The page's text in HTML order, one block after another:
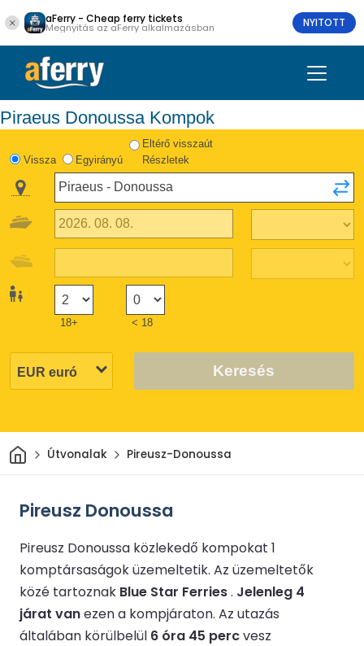
aFerry - Cheap ferry tickets
Megnyitás az aFerry alkalmazásban NYITOTT
Piraeus Donoussa Kompok
Vissza Egyirányú
Eltérő visszaút
Részletek
18+ < 18
Keresés
Otthon
Útvonalak Pireusz-Donoussa
Pireusz Donoussa
Pireusz Donoussa közlekedő kompokat 1
komptársaságok üzemeltetik. Az üzemeltetők
közé tartoznak Blue Star Ferries. Jelenleg 4
járat vanezen a kompjáraton. Az utazás
általában körülbelül 6 óra 45 percvesz